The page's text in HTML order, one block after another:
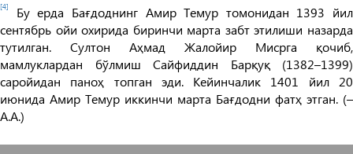
[4]
Бу ерда Бағдоднинг Амир Темур томонидан 1393 йил
сентябрь ойи охирида биринчи марта забт этилиши назарда
тутилган. Султон Аҳмад Жалойир Мисрга қочиб,
мамлуклардан бўлмиш Сайфиддин Барқуқ (1382–1399)
саройидан паноҳ топган эди. Кейинчалик 1401 йил 20
июнида Амир Темур иккинчи марта Бағдодни фатҳ этган. (–
А.А.)